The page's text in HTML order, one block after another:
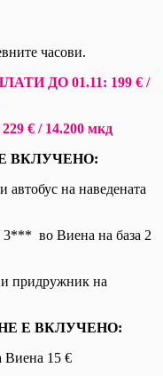
часови.
ДО 01.11: 199 € /
€ / 14.200 мкд
ВКЛУЧЕНО:
на наведената
во Виена на база 2
придружник на
Е ВКЛУЧЕНО:
15 €